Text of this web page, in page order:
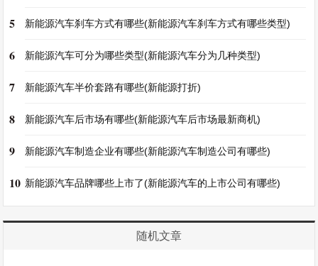
5 新能源汽车刹车方式有哪些(新能源汽车刹车方式有哪些类型)
6 新能源汽车可分为哪些类型(新能源汽车分为几种类型)
7 新能源汽车半价套路有哪些(新能源打折)
8 新能源汽车后市场有哪些(新能源汽车后市场最新商机)
9 新能源汽车制造企业有哪些(新能源汽车制造公司有哪些)
10 新能源汽车品牌哪些上市了(新能源汽车的上市公司有哪些)
随机文章